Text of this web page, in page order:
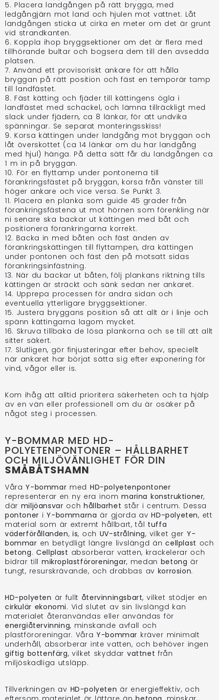
5. Placera landgången på rätt brygga, med
ledgångjärn mot land och hjulen mot vattnet. Låt
landgången sticka ut cirka en meter om det är grunt
vid strandkanten.
6. Koppla ihop bryggsektioner om det är flera med
tillhörande bultar och bogsera dem till den avsedda
platsen.
7. Använd ett provisoriskt ankare för att hålla
bryggan på rätt position och fäst en temporär tamp
till landfästet.
8. Fäst kätting och fjäder till kättingens ögla i
landfästet med schackel, och lämna tillräckligt med
slack under fjädern, ca 8 länkar, för att undvika
spänningar. Se separat monteringsskiss!
9. Korsa kättingen under landgång mot bryggan och
låt överskottet (ca 14 länkar om du har landgång
med hjul) hänga. På detta sätt får du landgången ca
1 m in på bryggan.
10. För en flyttamp under pontonerna till
förankringsfästet på bryggan, korsa från vänster till
höger ankare och vice versa. Se Punkt 3.
11. Placera en planka som guide 45 grader från
förankringsfästena ut mot hörnen som förenkling när
ni senare ska backar ut kättingen med båt och
positionera förankringarna korrekt.
12. Backa in med båten och fäst änden av
förankringskättingen till flyttampen, dra kättingen
under pontonen och fäst den på motsatt sidas
förankringsinfästning.
13. När du backar ut båten, följ plankans riktning tills
kättingen är sträckt och sänk sedan ner ankaret.
14. Upprepa processen för andra sidan och
eventuella ytterligare bryggsektioner.
15. Justera bryggans position så att allt är i linje och
spänn kättingarna lagom mycket.
16. Skruva tillbaka de lösa plankorna och se till att allt
sitter säkert.
17. Slutligen, gör finjusteringar efter behov, speciellt
när ankaret har börjat sätta sig efter exponering för
vind, vågor eller is.
Kom ihåg att alltid prioritera säkerheten och ta hjälp
av en vän eller professionell om du är osäker på
något steg i processen.
Y-BOMMAR MED HD-
POLYETENPONTONER – HÅLLBARHET
OCH MILJÖVÄNLIGHET FÖR DIN
SMÅBÅTSHAMN
VåraY-bommar medHD-polyetenpontoner
representerar en ny era inommarina konstruktioner,
där miljöansvar ochhållbarhet står i centrum. Dessa
pontoner iY-bommarna är gjorda avHD-polyeten, ett
material som är extremt hållbart, tål tuffa
väderförållanden,is, och UV-strålning, vilket gerY-
bommar en betydligt längre livslängd äncellplast och
betong.Cellplast absorberar vatten, krackelerar och
bidrar till mikroplastföroreningar, medan betong är
tungt, resurskrävande, och drabbas av korrosion.
HD-polyeten är fullt återvinningsbart, vilket stödjer en
cirkulär ekonomi. Vid slutet av sin livslängd kan
materialet återanvändas eller användas för
energiåtervinning, minskande avfall och
plastföroreningar. VåraY-bommar kräver minimalt
underhåll, absorberar inte vatten, och behöver ingen
giftig bottenfärg, vilket skyddarvattnet från
miljöskadliga utsläpp.
Tillverkningen av HD-polyeten är energieffektiv, och